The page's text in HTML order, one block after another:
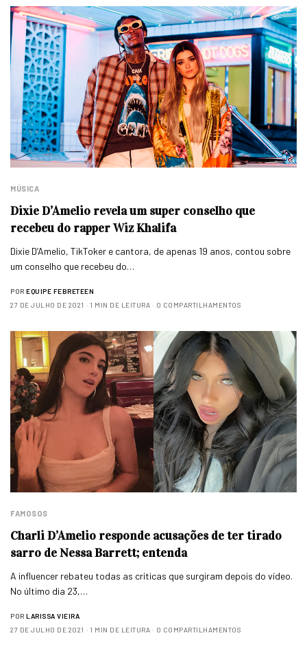
MÚSICA
Dixie D’Amelio revela um super conselho que
recebeu do rapper Wiz Khalifa
Dixie D’Amelio, TikToker e cantora, de apenas 19 anos, contou sobre
um conselho que recebeu do…
POR EQUIPE FEBRETEEN
27 DE JULHO DE 2021
1 MIN DE LEITURA 0 COMPARTILHAMENTOS
FAMOSOS
Charli D’Amelio responde acusações de ter tirado
sarro de Nessa Barrett; entenda
A influencer rebateu todas as críticas que surgiram depois do vídeo.
No último dia 23,…
POR LARISSA VIEIRA
27 DE JULHO DE 2021
1 MIN DE LEITURA 0 COMPARTILHAMENTOS